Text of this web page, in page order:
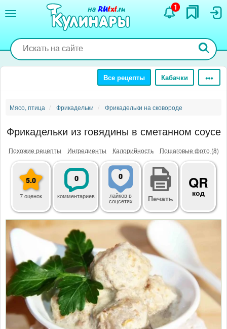
содержанию
1
Все рецепты Кабачки
Мясо, птица Фрикадельки Фрикадельки на сковороде
Фрикадельки из говядины в сметанном соусе
Похожие рецепты Ингредиенты Калорийность Пошаговые фото (8)
5.0
7 оценок
0
комментариев
0
лайковв
соцсетях Печать
QR
код